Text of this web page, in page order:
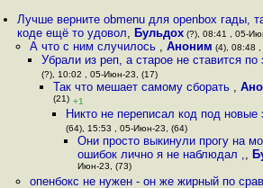
Лучше верните obmenu для openbox гады,
коде ещё то удовол, Бульдох (?), 08:41 , 05-
А что с ним случилось , Аноним (4), 08:48
Убрали из реп, а старое не ставится по
(?), 10:02 , 05-Июн-23, (17)
Так что мешает самому сборать ,
(21) +1
Никто не переписал код под новые
(64), 15:53 , 05-Июн-23, (64)
Они просто выкинули прогу на
ошибок лично я не наблюдал ,,
Июн-23, (73)
опенбокс не нужен - он же жирный по